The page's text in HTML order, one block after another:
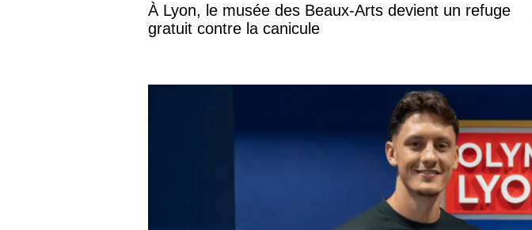
À Lyon, le musée des Beaux-Arts devient un refuge
gratuit contre la canicule